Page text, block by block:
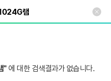
"에 대한 검색결과가 없습니다.